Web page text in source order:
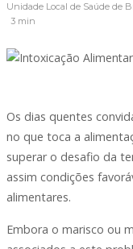
Unidade Local de Saúde de
3 min
Os dias quentes
no que toca a
superar o desafio da
assim condições
alimentares.
Embora o marisco ou